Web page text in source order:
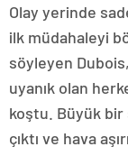
Olay yerinde
ilk müdahaleyi
söyleyen
uyanık olan
koştu. Büyük bir
çıktı ve hava